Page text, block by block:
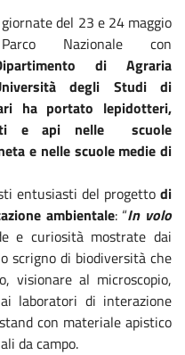
del 23 e 24 maggio
Nazionale con
di Agraria
degli Studi di
ha portato lepidotteri,
e api nelle scuole
e nelle scuole medie di
entusiasti del progetto di
ambientale: “In volo
e curiosità mostrate dai
scrigno di biodiversità che
visionare al microscopio,
laboratori di interazione
con materiale apistico
da campo.